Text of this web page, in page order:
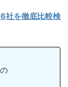
社を徹底比較検